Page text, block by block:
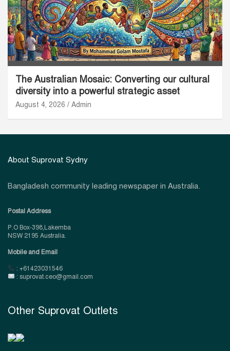
The Australian Mosaic: Converting our cultural
diversity into a powerful strategic asset
August 4, 2026 Admin
About Suprovat Sydny
Bangladesh community leading newspaper in Australia.
Postal Address
P.O Box-398,Lakemba
NSW 2195 Australia.
Mobile and Email
: +61423031546
: suprovat.ceo@gmail.com
Other Suprovat Outlets